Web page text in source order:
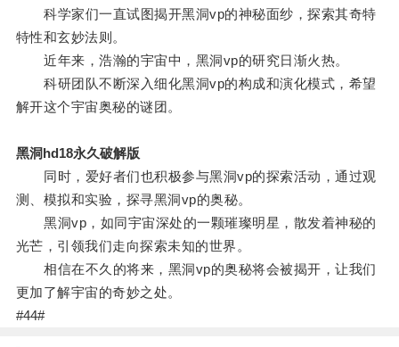
科学家们一直试图揭开黑洞vp的神秘面纱，探索其奇特
特性和玄妙法则。
近年来，浩瀚的宇宙中，黑洞vp的研究日渐火热。
科研团队不断深入细化黑洞vp的构成和演化模式，希望
解开这个宇宙奥秘的谜团。
黑洞hd18永久破解版
同时，爱好者们也积极参与黑洞vp的探索活动，通过观
测、模拟和实验，探寻黑洞vp的奥秘。
黑洞vp，如同宇宙深处的一颗璀璨明星，散发着神秘的
光芒，引领我们走向探索未知的世界。
相信在不久的将来，黑洞vp的奥秘将会被揭开，让我们
更加了解宇宙的奇妙之处。
#44#